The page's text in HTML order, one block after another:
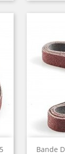
Bande